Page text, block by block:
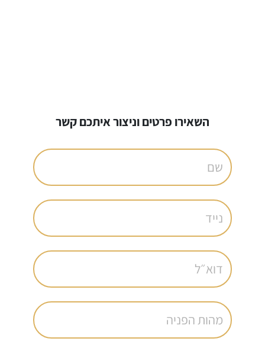
השאירו פרטים וניצור איתכם קשר